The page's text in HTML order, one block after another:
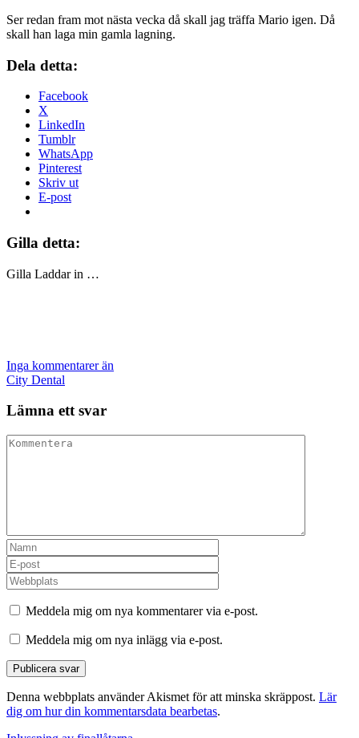
Ser redan fram mot nästa vecka då skall jag träffa Mario igen. Då
skall han laga min gamla lagning.
Dela detta:
Facebook
X
LinkedIn
Tumblr
WhatsApp
Pinterest
Skriv ut
E-post
Gilla detta:
Gilla Laddar in …
Inga kommentarer än
City Dental
Lämna ett svar
Meddela mig om nya kommentarer via e-post.
Meddela mig om nya inlägg via e-post.
Denna webbplats använder Akismet för att minska skräppost. Lär
dig om hur din kommentarsdata bearbetas.